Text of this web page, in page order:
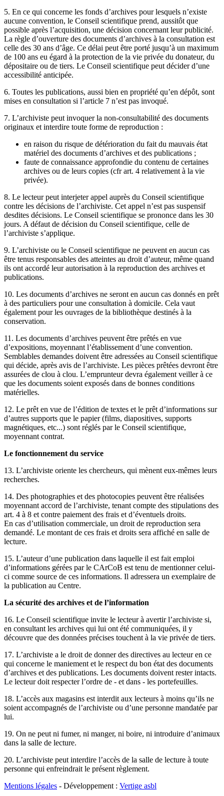
5. En ce qui concerne les fonds d’archives pour lesquels n’existe
aucune convention, le Conseil scientifique prend, aussitôt que
possible après l’acquisition, une décision concernant leur publicité.
La règle d’ouverture des documents d’archives à la consultation est
celle des 30 ans d’âge. Ce délai peut être porté jusqu’à un maximum
de 100 ans eu égard à la protection de la vie privée du donateur, du
dépositaire ou de tiers. Le Conseil scientifique peut décider d’une
accessibilité anticipée.
6. Toutes les publications, aussi bien en propriété qu’en dépôt, sont
mises en consultation si l’article 7 n’est pas invoqué.
7. L’archiviste peut invoquer la non-consultabilité des documents
originaux et interdire toute forme de reproduction :
en raison du risque de détérioration du fait du mauvais état
matériel des documents d’archives et des publications ;
faute de connaissance approfondie du contenu de certaines
archives ou de leurs copies (cfr art. 4 relativement à la vie
privée).
8. Le lecteur peut interjeter appel auprès du Conseil scientifique
contre les décisions de l’archiviste. Cet appel n’est pas suspensif
desdites décisions. Le Conseil scientifique se prononce dans les 30
jours. A défaut de décision du Conseil scientifique, celle de
l’archiviste s’applique.
9. L’archiviste ou le Conseil scientifique ne peuvent en aucun cas
être tenus responsables des atteintes au droit d’auteur, même quand
ils ont accordé leur autorisation à la reproduction des archives et
publications.
10. Les documents d’archives ne seront en aucun cas donnés en prêt
à des particuliers pour une consultation à domicile. Cela vaut
également pour les ouvrages de la bibliothèque destinés à la
conservation.
11. Les documents d’archives peuvent être prêtés en vue
d’expositions, moyennant l’établissement d’une convention.
Semblables demandes doivent être adressées au Conseil scientifique
qui décide, après avis de l’archiviste. Les pièces prêtées devront être
assurées de clou à clou. L’emprunteur devra également veiller à ce
que les documents soient exposés dans de bonnes conditions
matérielles.
12. Le prêt en vue de l’édition de textes et le prêt d’informations sur
d’autres supports que le papier (films, diapositives, supports
magnétiques, etc...) sont réglés par le Conseil scientifique,
moyennant contrat.
Le fonctionnement du service
13. L’archiviste oriente les chercheurs, qui mènent eux-mêmes leurs
recherches.
14. Des photographies et des photocopies peuvent être réalisées
moyennant accord de l’archiviste, tenant compte des stipulations des
art. 4 à 8 et contre paiement des frais et d’éventuels droits.
En cas d’utilisation commerciale, un droit de reproduction sera
demandé. Le montant de ces frais et droits sera affiché en salle de
lecture.
15. L’auteur d’une publication dans laquelle il est fait emploi
d’informations gérées par le CArCoB est tenu de mentionner celui-
ci comme source de ces informations. Il adressera un exemplaire de
la publication au Centre.
La sécurité des archives et de l’information
16. Le Conseil scientifique invite le lecteur à avertir l’archiviste si,
en consultant les archives qui lui ont été communiquées, il y
découvre que des données précises touchent à la vie privée de tiers.
17. L’archiviste a le droit de donner des directives au lecteur en ce
qui concerne le maniement et le respect du bon état des documents
d’archives et des publications. Les documents doivent rester intacts.
Le lecteur doit respecter l’ordre de - et dans - les portefeuilles.
18. L’accès aux magasins est interdit aux lecteurs à moins qu’ils ne
soient accompagnés de l’archiviste ou d’une personne mandatée par
lui.
19. On ne peut ni fumer, ni manger, ni boire, ni introduire d’animaux
dans la salle de lecture.
20. L’archiviste peut interdire l’accès de la salle de lecture à toute
personne qui enfreindrait le présent règlement.
Mentions légales - Développement : Vertige asbl